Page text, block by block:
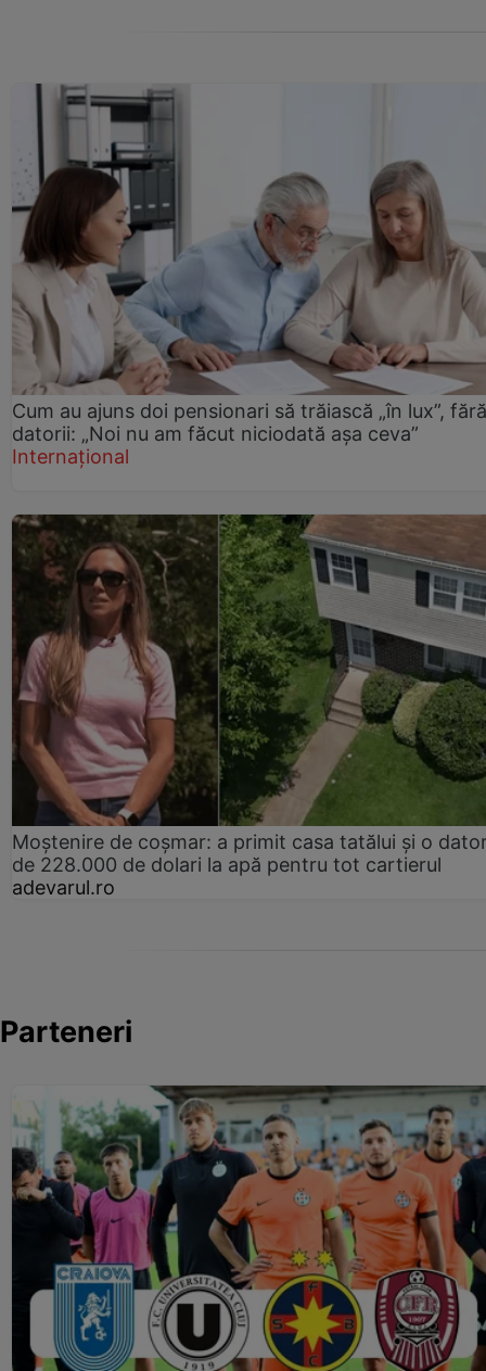
Cum au ajuns doi pensionari să trăiască „în lux”, fără
datorii: „Noi nu am făcut niciodată așa ceva”
Internațional
Moștenire de coșmar: a primit casa tatălui și o
de 228.000 de dolari la apă pentru tot cartierul
adevarul.ro
Parteneri